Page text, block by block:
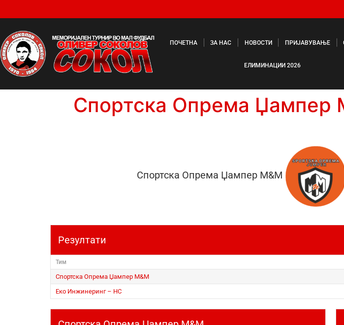
ПОЧЕТНА ЗА НАС НОВОСТИ ПРИЈАВУВАЊЕ
ЕЛИМИНАЦИИ 2026
Спортска Опрема
Спортска Опрема Џампер М&М
Резултати
Тим
Спортска Опрема Џампер М&М
Еко Инжинеринг – НС